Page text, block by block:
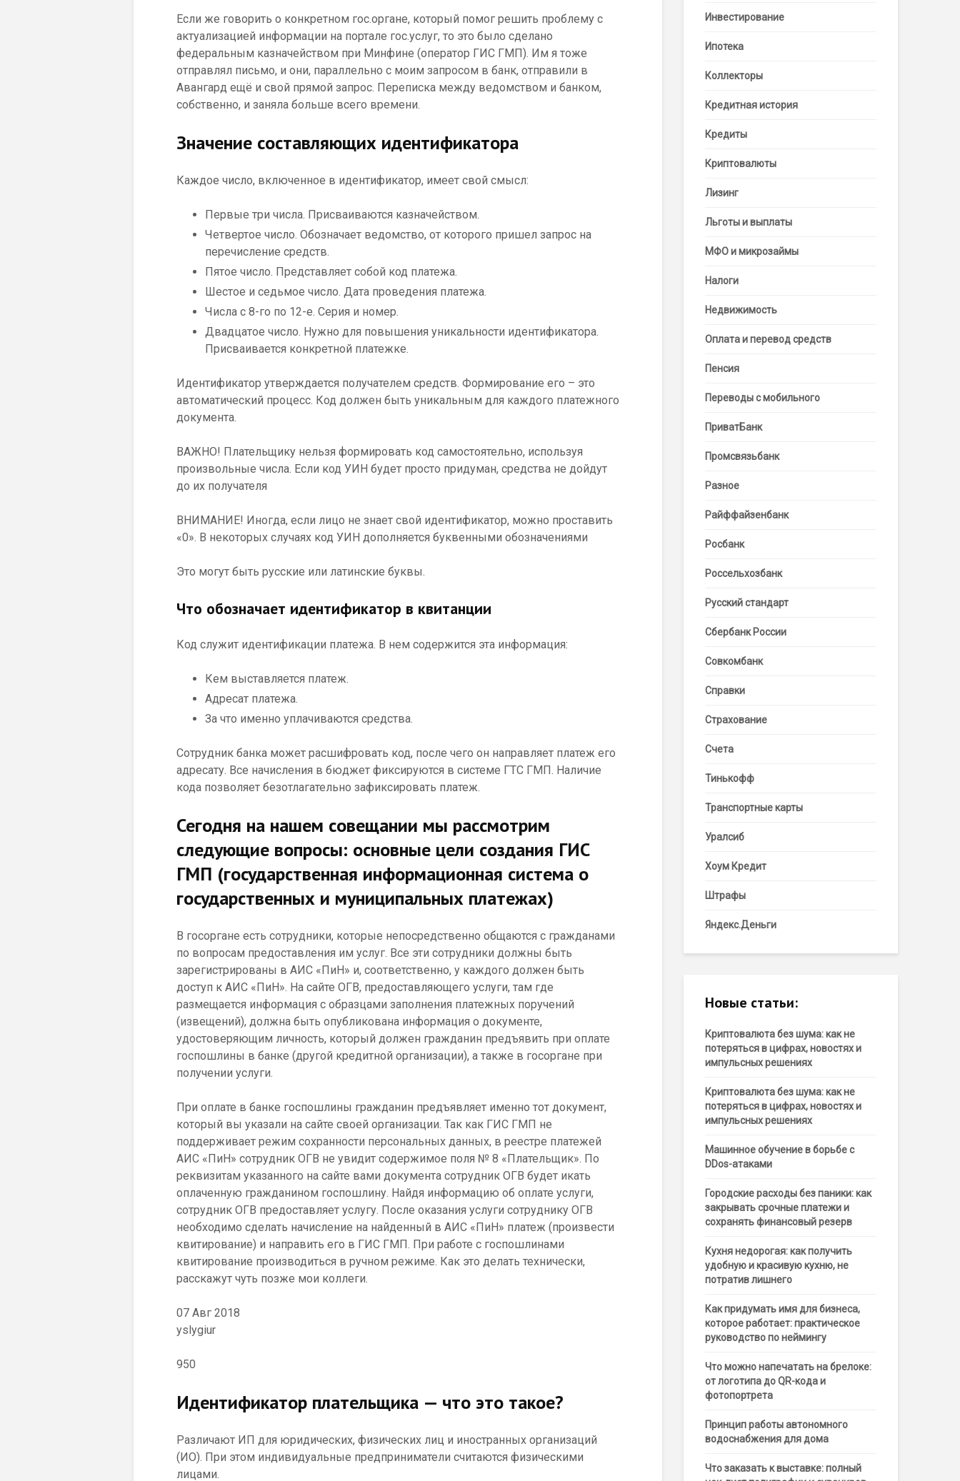
Если же говорить о конкретном гос.органе, который помог решить проблему с
актуализацией информации на портале гос.услуг, то это было сделано
федеральным казначейством при Минфине (оператор ГИС ГМП). Им я тоже
отправлял письмо, и они, параллельно с моим запросом в банк, отправили в
Авангард ещё и свой прямой запрос. Переписка между ведомством и банком,
собственно, и заняла больше всего времени.
Значение составляющих идентификатора
Каждое число, включенное в идентификатор, имеет свой смысл:
Первые три числа. Присваиваются казначейством.
Четвертое число. Обозначает ведомство, от которого пришел запрос на
перечисление средств.
Пятое число. Представляет собой код платежа.
Шестое и седьмое число. Дата проведения платежа.
Числа с 8-го по 12-е. Серия и номер.
Двадцатое число. Нужно для повышения уникальности идентификатора.
Присваивается конкретной платежке.
Идентификатор утверждается получателем средств. Формирование его – это
автоматический процесс. Код должен быть уникальным для каждого платежного
документа.
ВАЖНО! Плательщику нельзя формировать код самостоятельно, используя
произвольные числа. Если код УИН будет просто придуман, средства не дойдут
до их получателя
ВНИМАНИЕ! Иногда, если лицо не знает свой идентификатор, можно проставить
«0». В некоторых случаях код УИН дополняется буквенными обозначениями
Это могут быть русские или латинские буквы.
Что обозначает идентификатор в квитанции
Код служит идентификации платежа. В нем содержится эта информация:
Кем выставляется платеж.
Адресат платежа.
За что именно уплачиваются средства.
Сотрудник банка может расшифровать код, после чего он направляет платеж его
адресату. Все начисления в бюджет фиксируются в системе ГТС ГМП. Наличие
кода позволяет безотлагательно зафиксировать платеж.
Сегодня на нашем совещании мы рассмотрим
следующие вопросы: основные цели создания ГИС
ГМП (государственная информационная система о
государственных и муниципальных платежах)
В госоргане есть сотрудники, которые непосредственно общаются с гражданами
по вопросам предоставления им услуг. Все эти сотрудники должны быть
зарегистрированы в АИС «ПиН» и, соответственно, у каждого должен быть
доступ к АИС «ПиН». На сайте ОГВ, предоставляющего услуги, там где
размещается информация с образцами заполнения платежных поручений
(извещений), должна быть опубликована информация о документе,
удостоверяющим личность, который должен гражданин предъявить при оплате
госпошлины в банке (другой кредитной организации), а также в госоргане при
получении услуги.
При оплате в банке госпошлины гражданин предъявляет именно тот документ,
который вы указали на сайте своей организации. Так как ГИС ГМП не
поддерживает режим сохранности персональных данных, в реестре платежей
АИС «ПиН» сотрудник ОГВ не увидит содержимое поля № 8 «Плательщик». По
реквизитам указанного на сайте вами документа сотрудник ОГВ будет икать
оплаченную гражданином госпошлину. Найдя информацию об оплате услуги,
сотрудник ОГВ предоставляет услугу. После оказания услуги сотруднику ОГВ
необходимо сделать начисление на найденный в АИС «ПиН» платеж (произвести
квитирование) и направить его в ГИС ГМП. При работе с госпошлинами
квитирование производиться в ручном режиме. Как это делать технически,
расскажут чуть позже мои коллеги.
07 Авг 2018
yslygiur
950
Идентификатор плательщика — что это такое?
Различают ИП для юридических, физических лиц и иностранных организаций
(ИО). При этом индивидуальные предприниматели считаются физическими
лицами.
Инвестирование
Ипотека
Коллекторы
Кредитная история
Кредиты
Криптовалюты
Лизинг
Льготы и выплаты
МФО и микрозаймы
Налоги
Недвижимость
Оплата и перевод средств
Пенсия
Переводы с мобильного
ПриватБанк
Промсвязьбанк
Разное
Райффайзенбанк
Росбанк
Россельхозбанк
Русский стандарт
Сбербанк России
Совкомбанк
Справки
Страхование
Счета
Тинькофф
Транспортные карты
Уралсиб
Хоум Кредит
Штрафы
Яндекс.Деньги
Новые статьи:
Криптовалюта без шума: как не
потеряться в цифрах, новостях и
импульсных решениях
Криптовалюта без шума: как не
потеряться в цифрах, новостях и
импульсных решениях
Машинное обучение в борьбе с
DDos-атаками
Городские расходы без паники: как
закрывать срочные платежи и
сохранять финансовый резерв
Кухня недорогая: как получить
удобную и красивую кухню, не
потратив лишнего
Как придумать имя для бизнеса,
которое работает: практическое
руководство по неймингу
Что можно напечатать на брелоке:
от логотипа до QR-кода и
фотопортрета
Принцип работы автономного
водоснабжения для дома
Что заказать к выставке: полный